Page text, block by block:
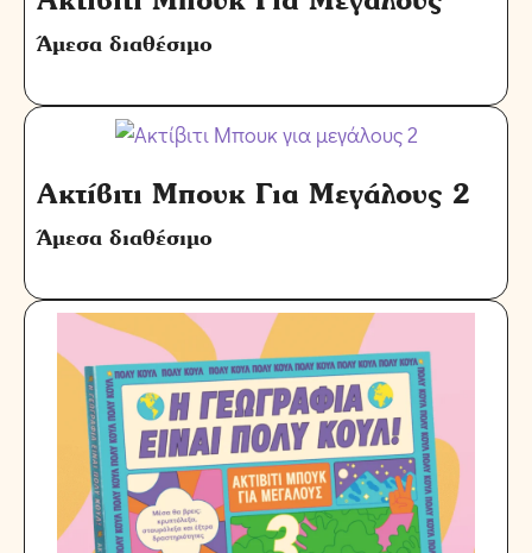
Άμεσα διαθέσιμο
Ακτίβιτι Μπουκ Για Μεγάλους 2
Άμεσα διαθέσιμο